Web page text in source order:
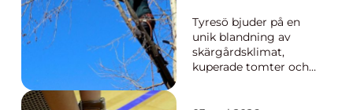
kan rätt solfilm göra
stor ski...
Tyresö bjuder på en
unik blandning av
skärgårdsklimat,
kuperade tomter och